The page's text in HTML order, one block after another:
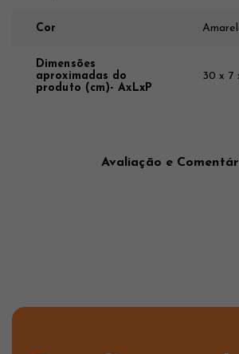
Cor
Dimensões
aproximadas do
produto (cm)- AxLxP
30 x 7
Avaliação e